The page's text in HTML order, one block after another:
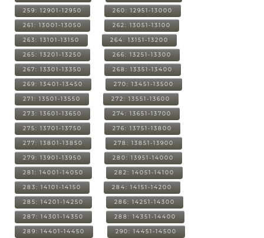
259: 12901-12950 260: 12951-13000
261: 13001-13050 262: 13051-13100
263: 13101-13150 264: 13151-13200
265: 13201-13250 266: 13251-13300
267: 13301-13350 268: 13351-13400
269: 13401-13450 270: 13451-13500
271: 13501-13550 272: 13551-13600
273: 13601-13650 274: 13651-13700
275: 13701-13750 276: 13751-13800
277: 13801-13850 278: 13851-13900
279: 13901-13950 280: 13951-14000
281: 14001-14050 282: 14051-14100
283: 14101-14150 284: 14151-14200
285: 14201-14250 286: 14251-14300
287: 14301-14350 288: 14351-14400
289: 14401-14450 290: 14451-14500